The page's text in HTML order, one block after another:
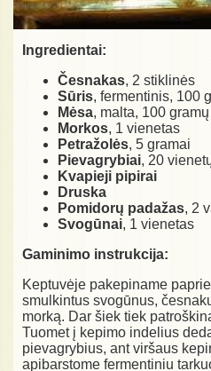
Ingredientai:
Česnakas, 2 stiklinės
Sūris, fermentinis, 100
Mėsa, malta, 100 gramų
Morkos, 1 vienetas
Petražolės, 5 gramai
Pievagrybiai, 20
Kvapieji pipirai
Druska
Pomidorų padažas, 2
Svogūnai, 1 vienetas
Gaminimo instrukcija:
Keptuvėje pakepiname
smulkintus svogūnus,
morką. Dar šiek tiek
Tuomet į kepimo indelius
pievagrybius, ant viršaus
apibarstome fermentiniu